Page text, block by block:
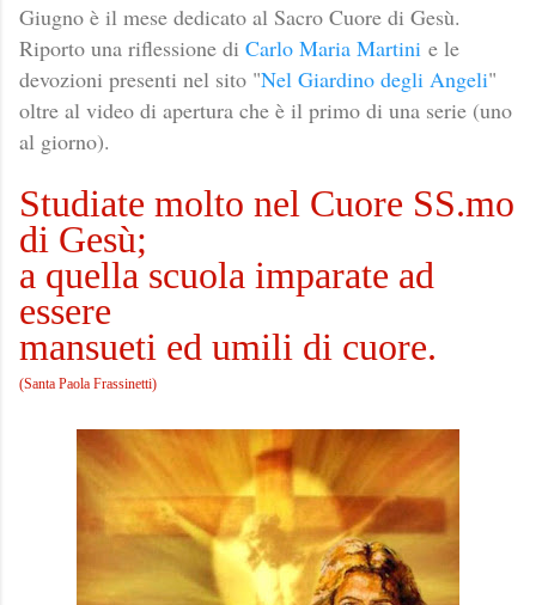
Giugno è il mese dedicato al Sacro Cuore di Gesù.
Riporto una riflessione di Carlo Maria Martini e le
devozioni presenti nel sito "Nel Giardino degli Angeli"
oltre al video di apertura che è il primo di una serie (uno
al giorno).
Studiate molto nel Cuore SS.mo
di Gesù;
a quella scuola imparate ad
essere
mansueti ed umili di cuore.
(Santa Paola Frassinetti)